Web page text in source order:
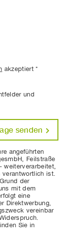
akzeptiert *
und
senden
angeführten
Feilstraße
weiterverarbeitet,
verantwortlich ist.
der
mit dem
eine
Direktwerbung,
vereinbar
Sie in